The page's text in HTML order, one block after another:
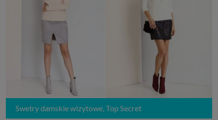
Swetry damskie wizytowe, Top Secret